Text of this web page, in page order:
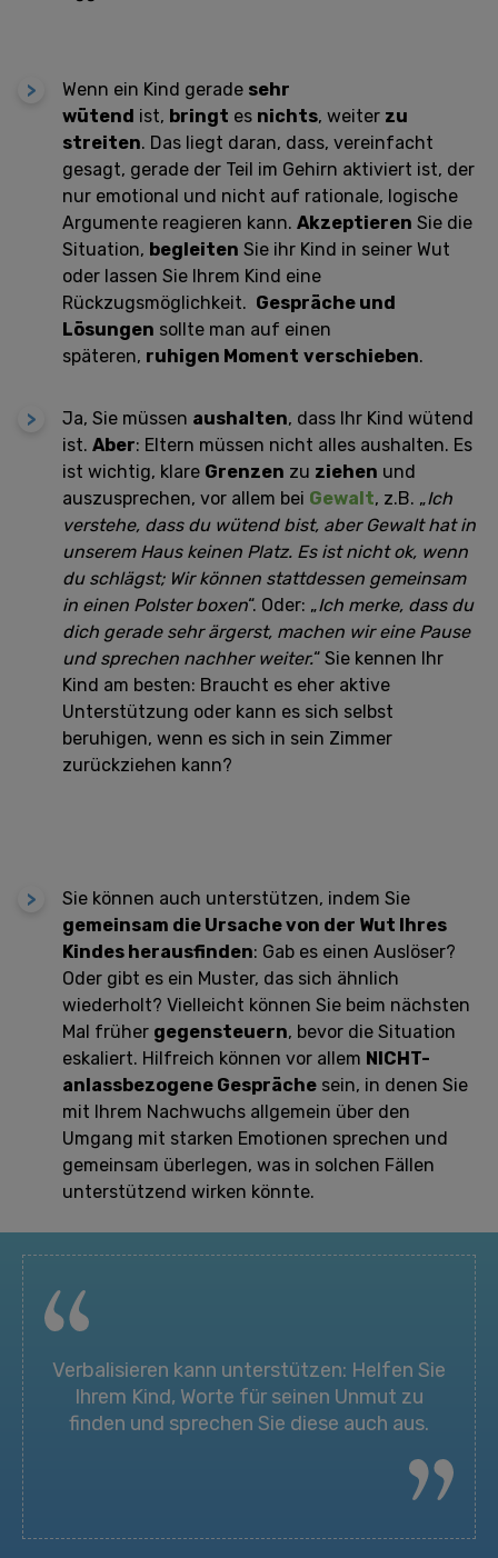
Wenn ein Kind gerade sehr
wütend ist, bringt es nichts, weiter zu
streiten. Das liegt daran, dass, vereinfacht
gesagt, gerade der Teil im Gehirn aktiviert ist, der
nur emotional und nicht auf rationale, logische
Argumente reagieren kann. Akzeptieren Sie die
Situation, begleiten Sie ihr Kind in seiner Wut
oder lassen Sie Ihrem Kind eine
Rückzugsmöglichkeit. Gespräche und
Lösungen sollte man auf einen
späteren, ruhigen Moment verschieben.
Ja, Sie müssen aushalten, dass Ihr Kind wütend
ist. Aber: Eltern müssen nicht alles aushalten. Es
ist wichtig, klare Grenzen zu ziehen und
auszusprechen, vor allem bei Gewalt, z.B. „Ich
verstehe, dass du wütend bist, aber Gewalt hat in
unserem Haus keinen Platz. Es ist nicht ok, wenn
du schlägst; Wir können stattdessen gemeinsam
in einen Polster boxen“. Oder: „Ich merke, dass du
dich gerade sehr ärgerst, machen wir eine Pause
und sprechen nachher weiter.“ Sie kennen Ihr
Kind am besten: Braucht es eher aktive
Unterstützung oder kann es sich selbst
beruhigen, wenn es sich in sein Zimmer
zurückziehen kann?
Sie können auch unterstützen, indem Sie
gemeinsam die Ursache von der Wut Ihres
Kindes herausfinden: Gab es einen Auslöser?
Oder gibt es ein Muster, das sich ähnlich
wiederholt? Vielleicht können Sie beim nächsten
Mal früher gegensteuern, bevor die Situation
eskaliert. Hilfreich können vor allem NICHT-
anlassbezogene Gespräche sein, in denen Sie
mit Ihrem Nachwuchs allgemein über den
Umgang mit starken Emotionen sprechen und
gemeinsam überlegen, was in solchen Fällen
unterstützend wirken könnte.
Verbalisieren kann unterstützen: Helfen Sie
Ihrem Kind, Worte für seinen Unmut zu
finden und sprechen Sie diese auch aus.